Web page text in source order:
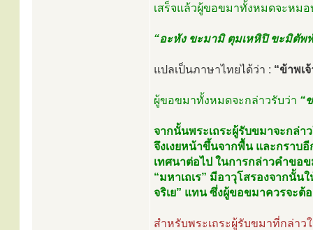
เสร็จแล้วผู้ขอขมาทั้งหมดจะหมอ
“อะหัง ขะมามิ ตุมเหหิปิ ขะมิตัพ
แปลเป็นภาษาไทยได้ว่า : “ข้าพเ
ผู้ขอขมาทั้งหมดจะกล่าวรับว่า “
จากนั้นพระเถระผู้รับขมาจะกล่
จึงเงยหน้าขึ้นจากพื้น และกราบ
เทศนาต่อไป ในการกล่าวคำขอ
“มหาเถเร” มีอาวุโสรองจากนั้น
จริเย” แทน ซึ่งผู้ขอขมาควรจะต้
สำหรับพระเถระผู้รับขมาที่กล่า